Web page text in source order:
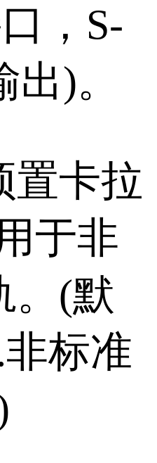
，S-
)。
置卡拉
于非
。(默
标准